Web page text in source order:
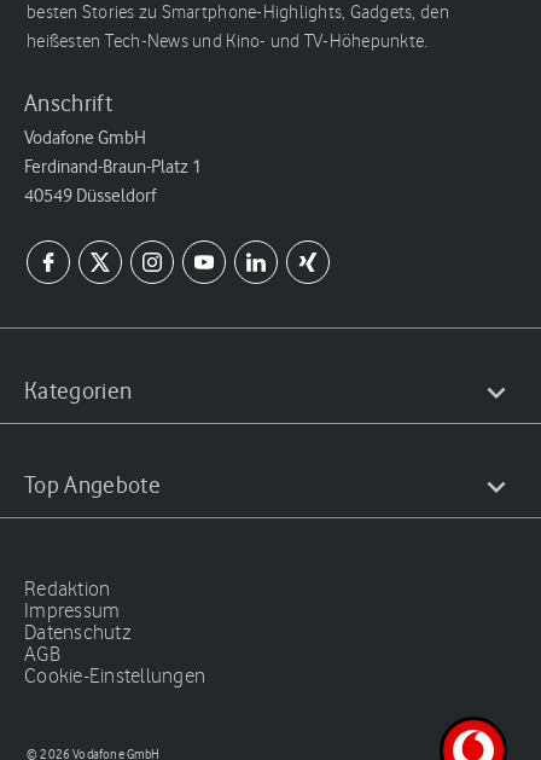
besten Stories zu Smartphone-Highlights, Gadgets, den
heißesten Tech-News und Kino- und TV-Höhepunkte.
Anschrift
Vodafone GmbH
Ferdinand-Braun-Platz 1
40549 Düsseldorf
Kategorien
Top Angebote
Redaktion
Impressum
Datenschutz
AGB
Cookie-Einstellungen
© 2026 Vodafone GmbH